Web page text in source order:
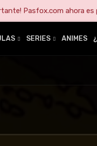
Pasfox.com ahora es
SERIES ANIMES